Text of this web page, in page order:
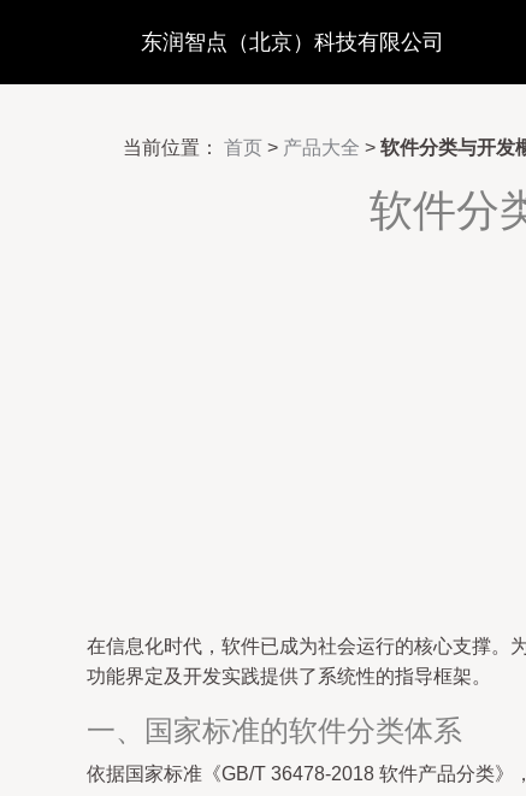
东润智点（北京）科技有限公司
当前位置： 首页 > 产品大全 > 软件分类与开发
软件分
在信息化时代，软件已成为社会运行的核心支撑。
功能界定及开发实践提供了系统性的指导框架。
一、国家标准的软件分类体系
依据国家标准《GB/T 36478-2018 软件产品分类》